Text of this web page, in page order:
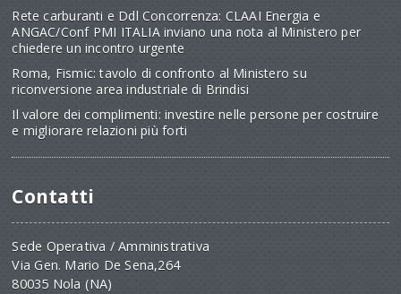
Rete carburanti e Ddl Concorrenza: CLAAI Energia e
ANGAC/Conf PMI ITALIA inviano una nota al Ministero per
chiedere un incontro urgente
Roma, Fismic: tavolo di confronto al Ministero su
riconversione area industriale di Brindisi
Il valore dei complimenti: investire nelle persone per costruire
e migliorare relazioni più forti
Contatti
Sede Operativa / Amministrativa
Via Gen. Mario De Sena,264
80035 Nola (NA)